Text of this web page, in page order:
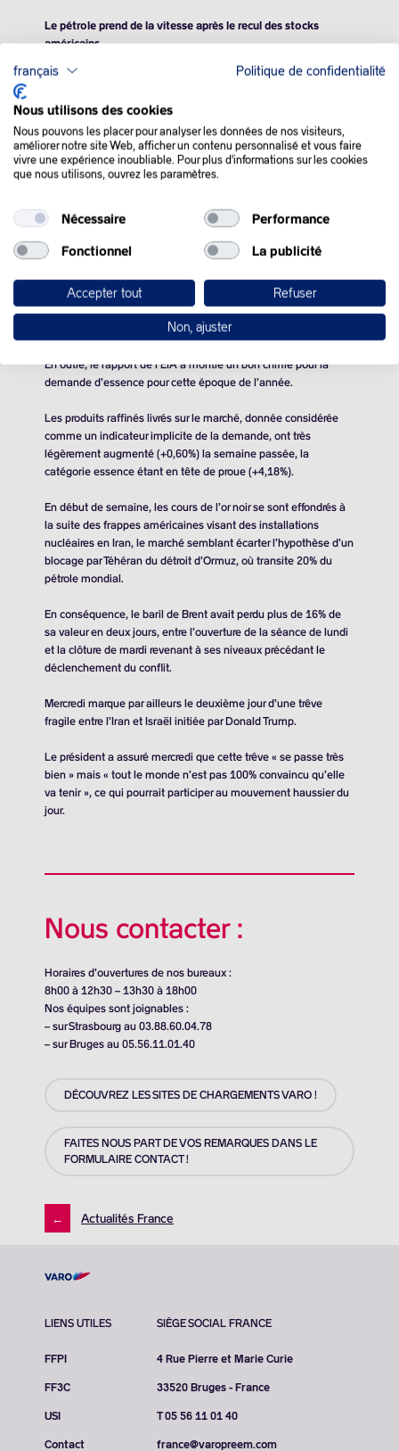
Le pétrole prend de la vitesse après le recul des stocks
américains
Les cours du pétrole ont rebondi mercredi, aidés par la baisse
par une demande d’essence satisfaisante aux Etats-Unis.
Il est évident que le rapport de l’Agence américaine sur
l’énergie (EIA) sur les stocks a été bien reçu par le marché ce
Les stocks commerciaux de pétrole aux Etats-Unis ont
enregistré la semaine dernière un recul plus marqué qu’attendu
pour la cinquième semaine d’affilée.
Ces réserves ont diminué de 5,8 millions de barils, alors que les
analystes prévoyaient une baisse d’environ1,1 million de
En outre, le rapport de l’EIA a montré un bon chiffre pour la
demande d’essence pour cette époque de l’année.
Les produits raffinés livrés sur le marché, donnée considérée
comme un indicateur implicite de la demande, ont très
légèrement augmenté (+0,60%) la semaine passée, la
catégorie essence étant en tête de proue (+4,18%).
En début de semaine, les cours de l’or noir se sont effondrés à
la suite des frappes américaines visant des installations
nucléaires en Iran, le marché semblant écarter l’hypothèse d’un
blocage par Téhéran du détroit d’Ormuz, où transite 20% du
pétrole mondial.
En conséquence, le baril de Brent avait perdu plus de 16% de
sa valeur en deux jours, entre l’ouverture de la séance de lundi
et la clôture de mardi revenant à ses niveaux précédant le
déclenchement du conflit.
Mercredi marque par ailleurs le deuxième jour d’une trêve
fragile entre l’Iran et Israël initiée par Donald Trump.
Le président a assuré mercredi que cette trêve « se passe très
bien » mais « tout le monde n’est pas 100% convaincu qu’elle
va tenir », ce qui pourrait participer au mouvement haussier du
jour.
Nous contacter :
Horaires d’ouvertures de nos bureaux :
8h00 à 12h30 – 13h30 à 18h00
Nos équipes sont joignables :
– sur Strasbourg au 03.88.60.04.78
– sur Bruges au 05.56.11.01.40
DÉCOUVREZ LES SITES DE CHARGEMENTS VARO !
FAITES NOUS PART DE VOS REMARQUES DANS LE
FORMULAIRE CONTACT !
← Actualités France
LIENS UTILES
FFPI
FF3C
USI
Contact
SIÈGE SOCIAL FRANCE
4 Rue Pierre et Marie Curie
33520 Bruges - France
T 05 56 11 01 40
france@varopreem.com
français Politique de confidentialité
Nous utilisons des cookies
Nous pouvons les placer pour analyser les données de nos visiteurs,
améliorer notre site Web, afficher un contenu personnalisé et vous faire
vivre une expérience inoubliable. Pour plus d'informations sur les cookies
que nous utilisons, ouvrez les paramètres.
Nécessaire Performance
Fonctionnel La publicité
Accepter tout Refuser
Non, ajuster